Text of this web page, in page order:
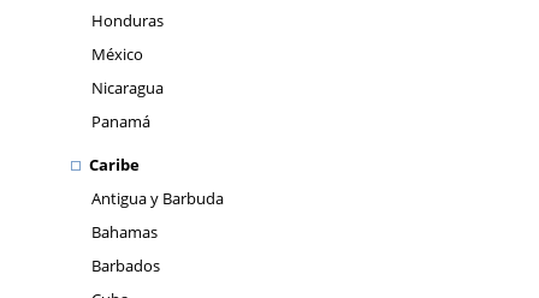
Honduras
México
Nicaragua
Panamá
Caribe
Antigua y Barbuda
Bahamas
Barbados